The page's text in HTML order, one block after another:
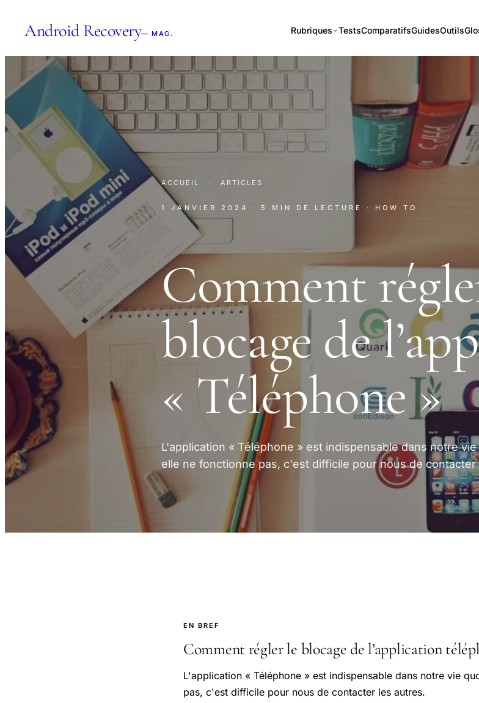
Android Recovery— MAG. Rubriques TestsComparatifsGuidesOutils
ACCUEIL · ARTICLES
1 JANVIER 2024 · 5 MIN DE LECTURE · HOW TO
Comment
blocage de
« Téléphone »
L'application « Téléphone » est indispensable dans notre
elle ne fonctionne pas, c'est difficile pour nous de contacter
EN BREF
Comment régler le blocage de l’application
L'application « Téléphone » est indispensable dans notre vie
pas, c'est difficile pour nous de contacter les autres.